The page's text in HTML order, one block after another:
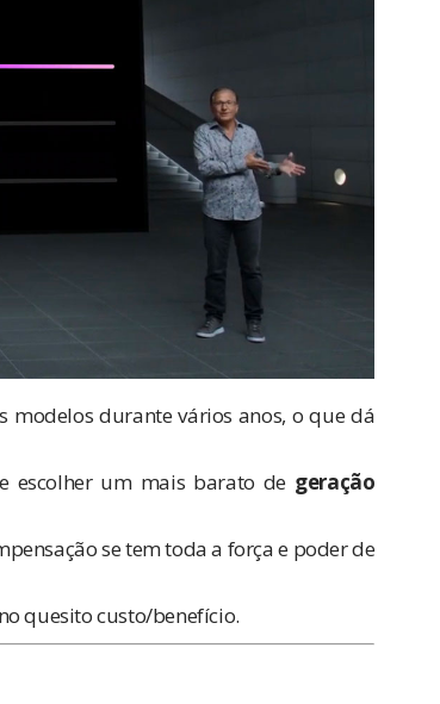
modelos durante vários anos, o que dá
escolher um mais barato de geração
se tem toda a força e poder de
quesito custo/benefício.